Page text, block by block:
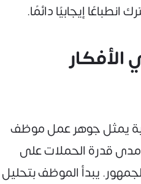
انطباعًا إيجابيًا دائمًا.
الأفكار
يمثل جوهر عمل موظف
مدى قدرة الحملات على
يبدأ الموظف بتحليل